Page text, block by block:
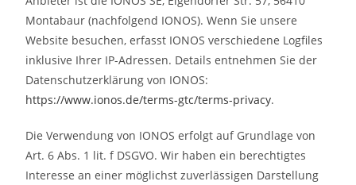
Montabaur (nachfolgend IONOS). Wenn Sie unsere
Website besuchen, erfasst IONOS verschiedene Logfiles
inklusive Ihrer IP-Adressen. Details entnehmen Sie der
Datenschutzerklärung von IONOS:
https://www.ionos.de/terms-gtc/terms-privacy.
Die Verwendung von IONOS erfolgt auf Grundlage von
Art. 6 Abs. 1 lit. f DSGVO. Wir haben ein berechtigtes
Interesse an einer möglichst zuverlässigen Darstellung